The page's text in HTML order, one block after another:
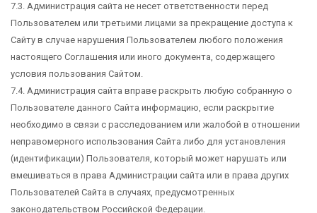
7.3. Администрация сайта не несет ответственности перед
Пользователем или третьими лицами за прекращение доступа к
Сайту в случае нарушения Пользователем любого положения
настоящего Соглашения или иного документа, содержащего
условия пользования Сайтом.
7.4. Администрация сайта вправе раскрыть любую собранную о
Пользователе данного Сайта информацию, если раскрытие
необходимо в связи с расследованием или жалобой в отношении
неправомерного использования Сайта либо для установления
(идентификации) Пользователя, который может нарушать или
вмешиваться в права Администрации сайта или в права других
Пользователей Сайта в случаях, предусмотренных
законодательством Российской Федерации.